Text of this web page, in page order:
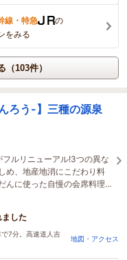
線・特急
の
をみる
（103件）
ろう-】三種の源泉
ルリニューアル!3つの異な
め、地産地消にこだわり料
んに使った自慢の会席料理
しませんか？
した
7分。高速道人吉
地図・アクセス